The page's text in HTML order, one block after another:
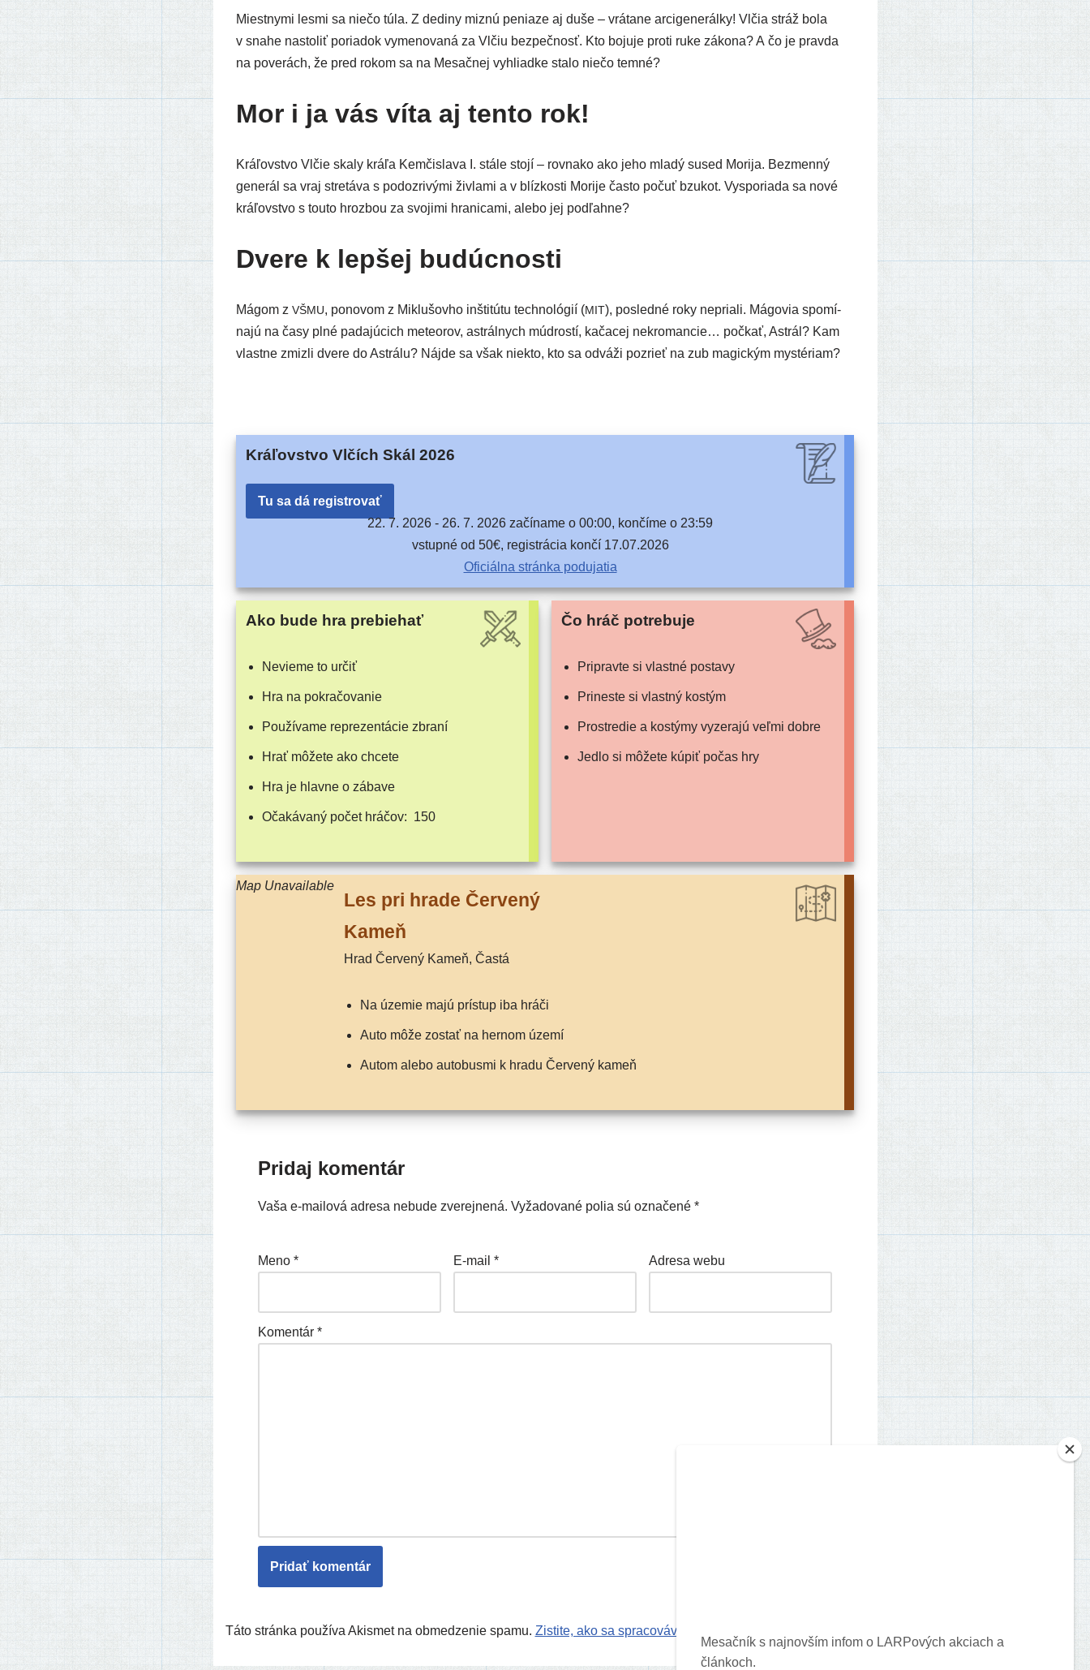
Miestnymi les­mi sa nie­čo túla. Z dedi­ny miz­nú penia­ze aj duše – vrá­ta­ne arci­ge­ne­rál­ky! Vlčia stráž bola
v sna­he nasto­liť poria­dok vyme­no­va­ná za Vlčiu bez­peč­nosť. Kto boju­je pro­ti ruke záko­na? A čo je prav­da
na pove­rách, že pred rokom sa na Mesačnej vyhliad­ke sta­lo nie­čo temné?
Mor i ja vás víta aj tento rok!
Kráľovstvo Vlčie ska­ly krá­ľa Kemčislava I. stá­le sto­jí – rov­na­ko ako jeho mla­dý sused Morija. Bezmenný
gene­rál sa vraj stre­tá­va s podoz­ri­vý­mi živ­la­mi a v blíz­kos­ti Morije čas­to počuť bzu­kot. Vysporiada sa nové
krá­ľov­stvo s tou­to hroz­bou za svo­ji­mi hra­ni­ca­mi, ale­bo jej podľahne?
Dvere k lepšej budúcnosti
Mágom z VŠMU, pono­vom z Miklušovho inšti­tú­tu tech­no­ló­gií (MIT), posled­né roky nepria­li. Mágovia spo­mí­
na­jú na časy plné pada­jú­cich mete­orov, astrál­nych múd­ros­tí, kača­cej nek­ro­man­cie… počkať, Astrál? Kam
vlast­ne zmiz­li dve­re do Astrálu? Nájde sa však nie­kto, kto sa odvá­ži pozrieť na zub magic­kým mystériam?
Kráľovstvo Vlčích Skál 2026
Tu sa dá registrovať
22. 7. 2026 - 26. 7. 2026 začí­na­me o 00:00, kon­čí­me o 23:59
vstup­né od 50€, regis­trá­cia kon­čí 17.07.2026
Oficiálna strán­ka podujatia
Ako bude hra prebiehať
Nevieme to určiť
Hra na pokračovanie
Používame repre­zen­tá­cie zbraní
Hrať môže­te ako chcete
Hra je hlav­ne o zábave
Očakávaný počet hráčov: 150
Čo hráč potrebuje
Pripravte si vlast­né postavy
Prineste si vlast­ný kostým
Prostredie a kos­tý­my vyze­ra­jú veľ­mi dobre
Jedlo si môže­te kúpiť počas hry
Map Unavailable
Les pri hra­de Červený
Kameň
Hrad Červený Kameň, Častá
na úze­mie majú prí­stup iba hráči
auto môže zostať na her­nom území
Autom ale­bo auto­bus­mi k hra­du Červený kameň
Pridaj komentár
Vaša e-mailová adresa nebude zverejnená. Vyžadované polia sú označené *
Meno * E-mail * Adresa webu
Komentár *
Táto stránka používa Akismet na obmedzenie spamu. Zistite, ako sa spracovávajú údaje o vašich komentároch.